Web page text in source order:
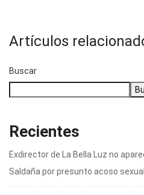
Artículos
Buscar
Recientes
Exdirector de La Bella Luz no
Saldaña por presunto acoso sexual